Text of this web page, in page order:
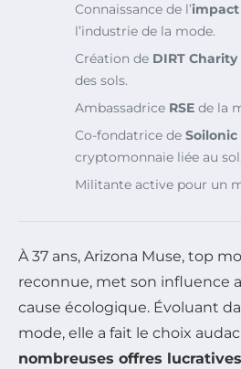
Connaissance de l’
l’industrie de la mode.
Création de DIRT Charity
des sols.
Ambassadrice RSE de la
Co-fondatrice de Soilonic
cryptomonnaie liée au sol.
Militante active pour un
À 37 ans, Arizona Muse, top
reconnue, met son influence
cause écologique. Évoluant
mode, elle a fait le choix
nombreuses offres lucratives